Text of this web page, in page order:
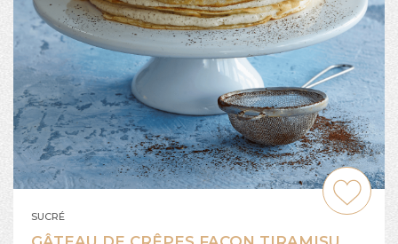
SUCRÉ